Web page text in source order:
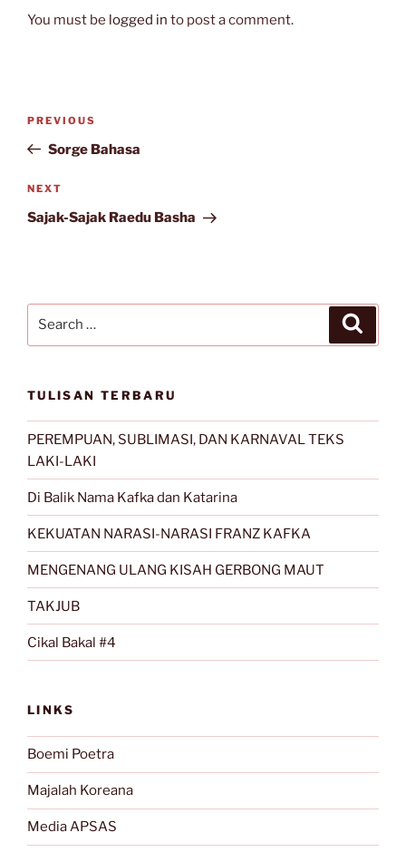
You must be logged in to post a comment.
Previous
Post
PREVIOUS
Sorge Bahasa
Next
Post
NEXT
Sajak-Sajak Raedu Basha
TULISAN TERBARU
PEREMPUAN, SUBLIMASI, DAN KARNAVAL TEKS
LAKI-LAKI
Di Balik Nama Kafka dan Katarina
KEKUATAN NARASI-NARASI FRANZ KAFKA
MENGENANG ULANG KISAH GERBONG MAUT
TAKJUB
Cikal Bakal #4
LINKS
Boemi Poetra
Majalah Koreana
Media APSAS